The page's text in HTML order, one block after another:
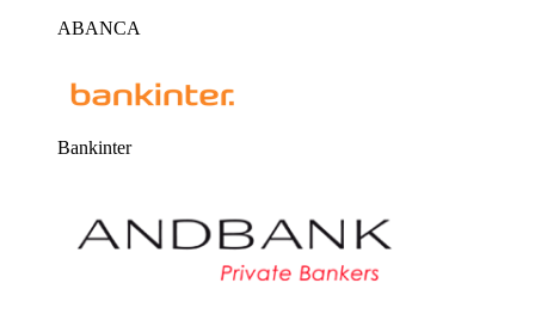
ABANCA
Bankinter